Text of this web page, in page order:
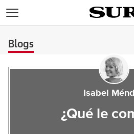
Blogs
Isabel
¿Qué le